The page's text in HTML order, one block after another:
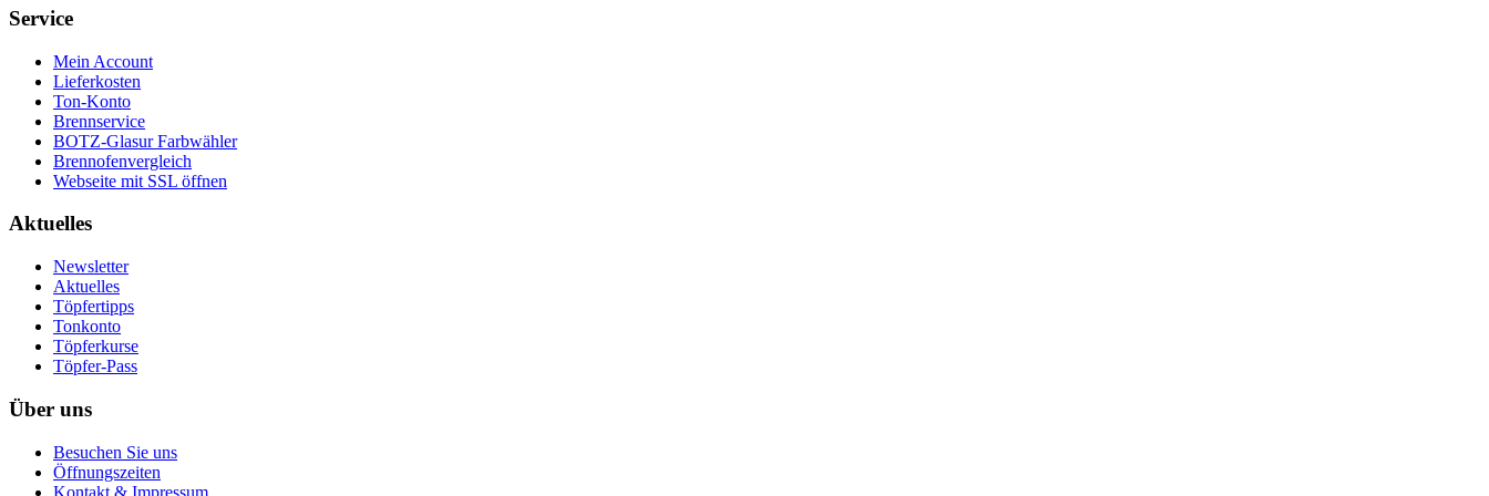
Service
Mein Account
Lieferkosten
Ton-Konto
Brennservice
BOTZ-Glasur Farbwähler
Brennofenvergleich
Webseite mit SSL öffnen
Aktuelles
Newsletter
Aktuelles
Töpfertipps
Tonkonto
Töpferkurse
Töpfer-Pass
Über uns
Besuchen Sie uns
Öffnungszeiten
Kontakt & Impressum